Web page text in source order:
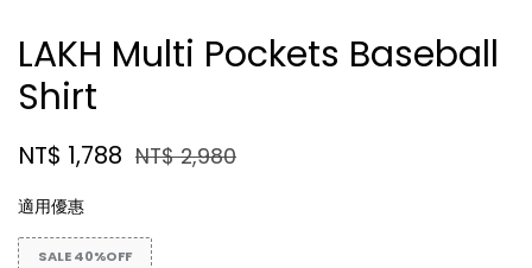
LAKH Multi Pockets Baseball
Shirt
NT$ 1,788 NT$ 2,980
適用優惠
SALE 40%OFF